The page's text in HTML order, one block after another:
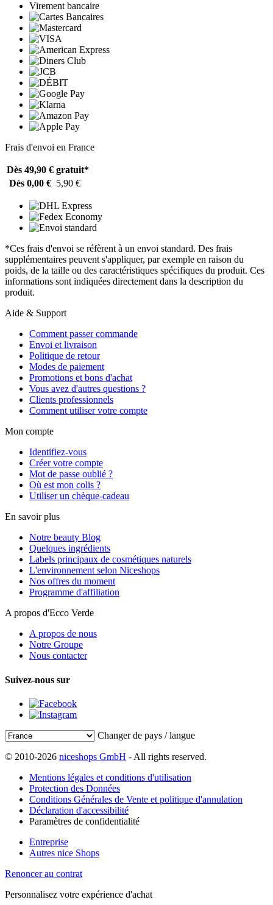
Virement bancaire
Frais d'envoi en France
Dès 49,90 € gratuit*
Dès 0,00 € 5,90 €
*Ces frais d'envoi se réfèrent à un envoi standard. Des frais
supplémentaires peuvent s'appliquer, par exemple en raison du
poids, de la taille ou des caractéristiques spécifiques du produit. Ces
informations sont indiquées directement dans la description du
produit.
Aide & Support
Comment passer commande
Envoi et livraison
Politique de retour
Modes de paiement
Promotions et bons d'achat
Vous avez d'autres questions ?
Clients professionnels
Comment utiliser votre compte
Mon compte
Identifiez-vous
Créer votre compte
Mot de passe oublié ?
Où est mon colis ?
Utiliser un chèque-cadeau
En savoir plus
Notre beauty Blog
Quelques ingrédients
Labels principaux de cosmétiques naturels
L'environnement selon Niceshops
Nos offres du moment
Programme d'affiliation
A propos d'Ecco Verde
A propos de nous
Notre Groupe
Nous contacter
Suivez-nous sur
Changer de pays / langue
© 2010-2026 niceshops GmbH - All rights reserved.
Mentions légales et conditions d'utilisation
Protection des Données
Conditions Générales de Vente et politique d'annulation
Déclaration d'accessibilité
Paramètres de confidentialité
Entreprise
Autres nice Shops
Renoncer au contrat
Personnalisez votre expérience d'achat